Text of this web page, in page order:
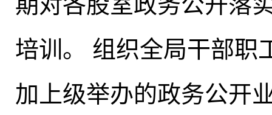
培训 。
组织全局干部职
加上级举办的政务公开